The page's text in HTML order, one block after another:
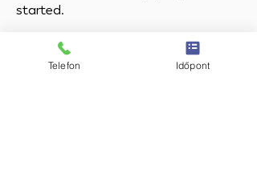
started.
1. You get a FREE treatment plan
and consultation with our doctor.
Telefon Időpont